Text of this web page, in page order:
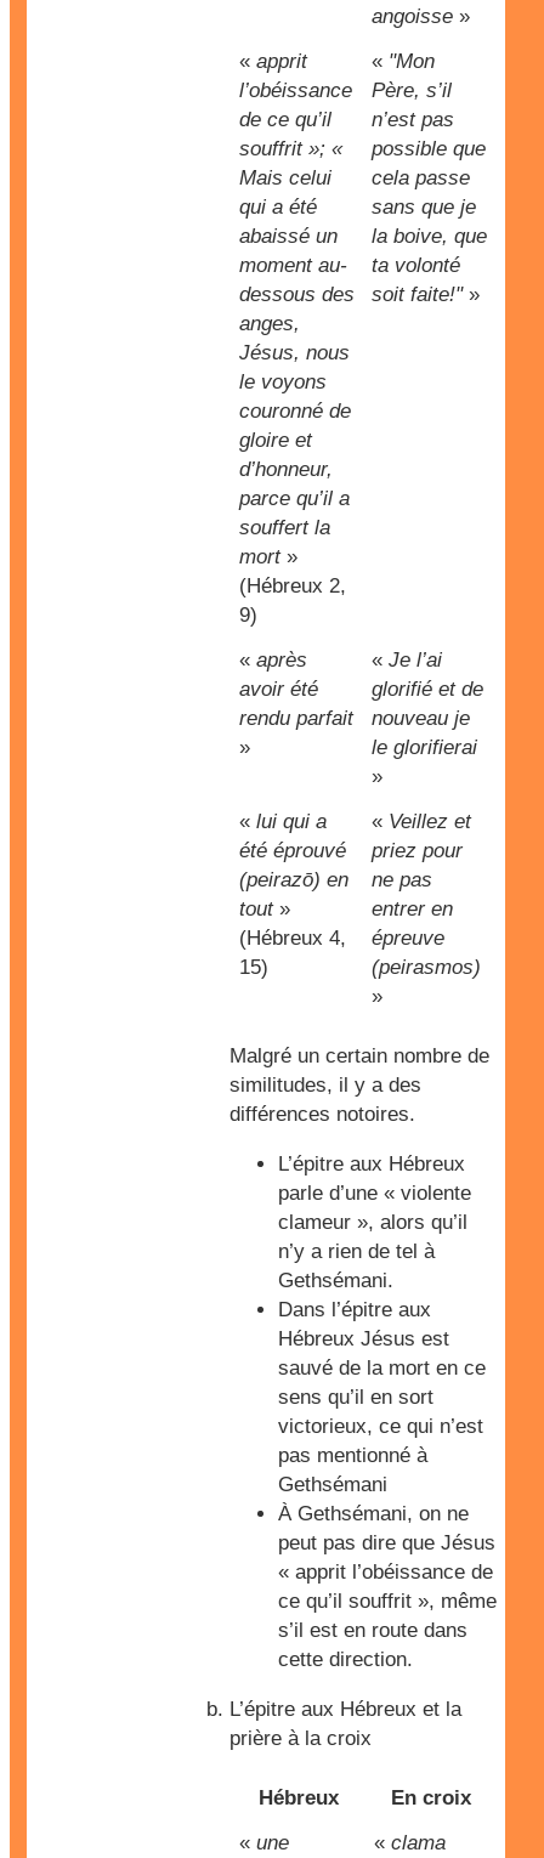
angoisse »
« apprit
l’obéissance
de ce qu’il
souffrit »; «
Mais celui
qui a été
abaissé un
moment au-
dessous des
anges,
Jésus, nous
le voyons
couronné de
gloire et
d’honneur,
parce qu’il a
souffert la
mort»
(Hébreux 2,
9)
« "Mon
Père, s’il
n’est pas
possible que
cela passe
sans que je
la boive, que
ta volonté
soit faite!" »
« après
avoir été
rendu parfait
»
« Je l’ai
glorifié et de
nouveau je
le glorifierai
»
« lui qui a
été éprouvé
(peirazō) en
tout»
(Hébreux 4,
15)
« Veillez et
priez pour
ne pas
entrer en
épreuve
(peirasmos)
»
Malgré un certain nombre de
similitudes, il y a des
différences notoires.
L’épitre aux Hébreux
parle d’une « violente
clameur », alors qu’il
n’y a rien de tel à
Gethsémani.
Dans l’épitre aux
Hébreux Jésus est
sauvé de la mort en ce
sens qu’il en sort
victorieux, ce qui n’est
pas mentionné à
Gethsémani
À Gethsémani, on ne
peut pas dire que Jésus
« apprit l’obéissance de
ce qu’il souffrit », même
s’il est en route dans
cette direction.
L’épitre aux Hébreux et la
prière à la croix
Hébreux
En croix
« une « clama